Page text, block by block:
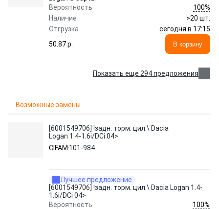
Вероятность
100%
Наличие
>20 шт.
Отгрузка
сегодня в 17:15
50.87 p.
В корзину
Показать еще 294 предложения
Возможные замены
[6001549706] !задн. торм. цил.\ Dacia
Logan 1.4-1.6i/DCi 04>
CIFAM 101-984
Лучшее предложение
[6001549706] !задн. торм. цил.\ Dacia Logan 1.4-
1.6i/DCi 04>
Вероятность
100%